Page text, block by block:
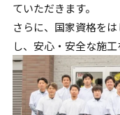
ていただきます。
さらに、国家資格を
し、 安心・安全な施工